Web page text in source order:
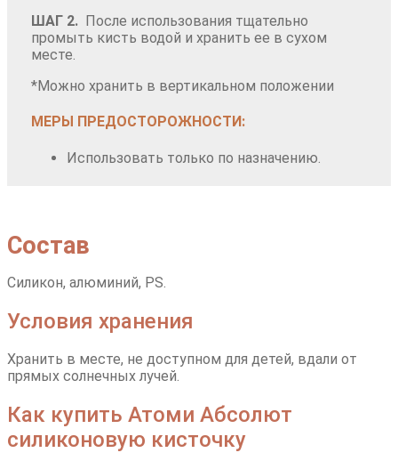
ШАГ 2. После использования тщательно
промыть кисть водой и хранить ее в сухом
месте.
*Можно хранить в вертикальном положении
МЕРЫ ПРЕДОСТОРОЖНОСТИ:
Использовать только по назначению.
Состав
Силикон, алюминий, PS.
Условия хранения
Хранить в месте, не доступном для детей, вдали от
прямых солнечных лучей.
Как купить Атоми Абсолют
силиконовую кисточку